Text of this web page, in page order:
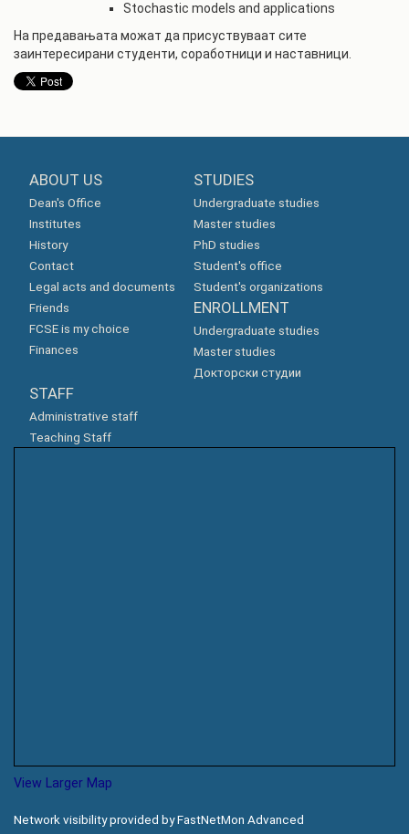
Stochastic models and applications
На предавањата можат да присуствуваат сите
заинтересирани студенти, соработници и наставници.
ABOUT US
Dean's Office
Institutes
History
Contact
Legal acts and documents
Friends
FCSE is my choice
Finances
STUDIES
Undergraduate studies
Master studies
PhD studies
Student's office
Student's organizations
ENROLLMENT
Undergraduate studies
Master studies
Докторски студии
STAFF
Administrative staff
Teaching Staff
View Larger Map
Network visibility provided by FastNetMon Advanced